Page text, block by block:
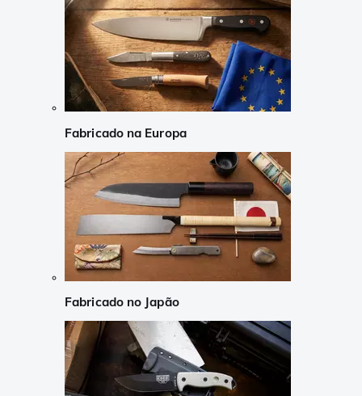
Fabricado na Europa
Fabricado no Japão